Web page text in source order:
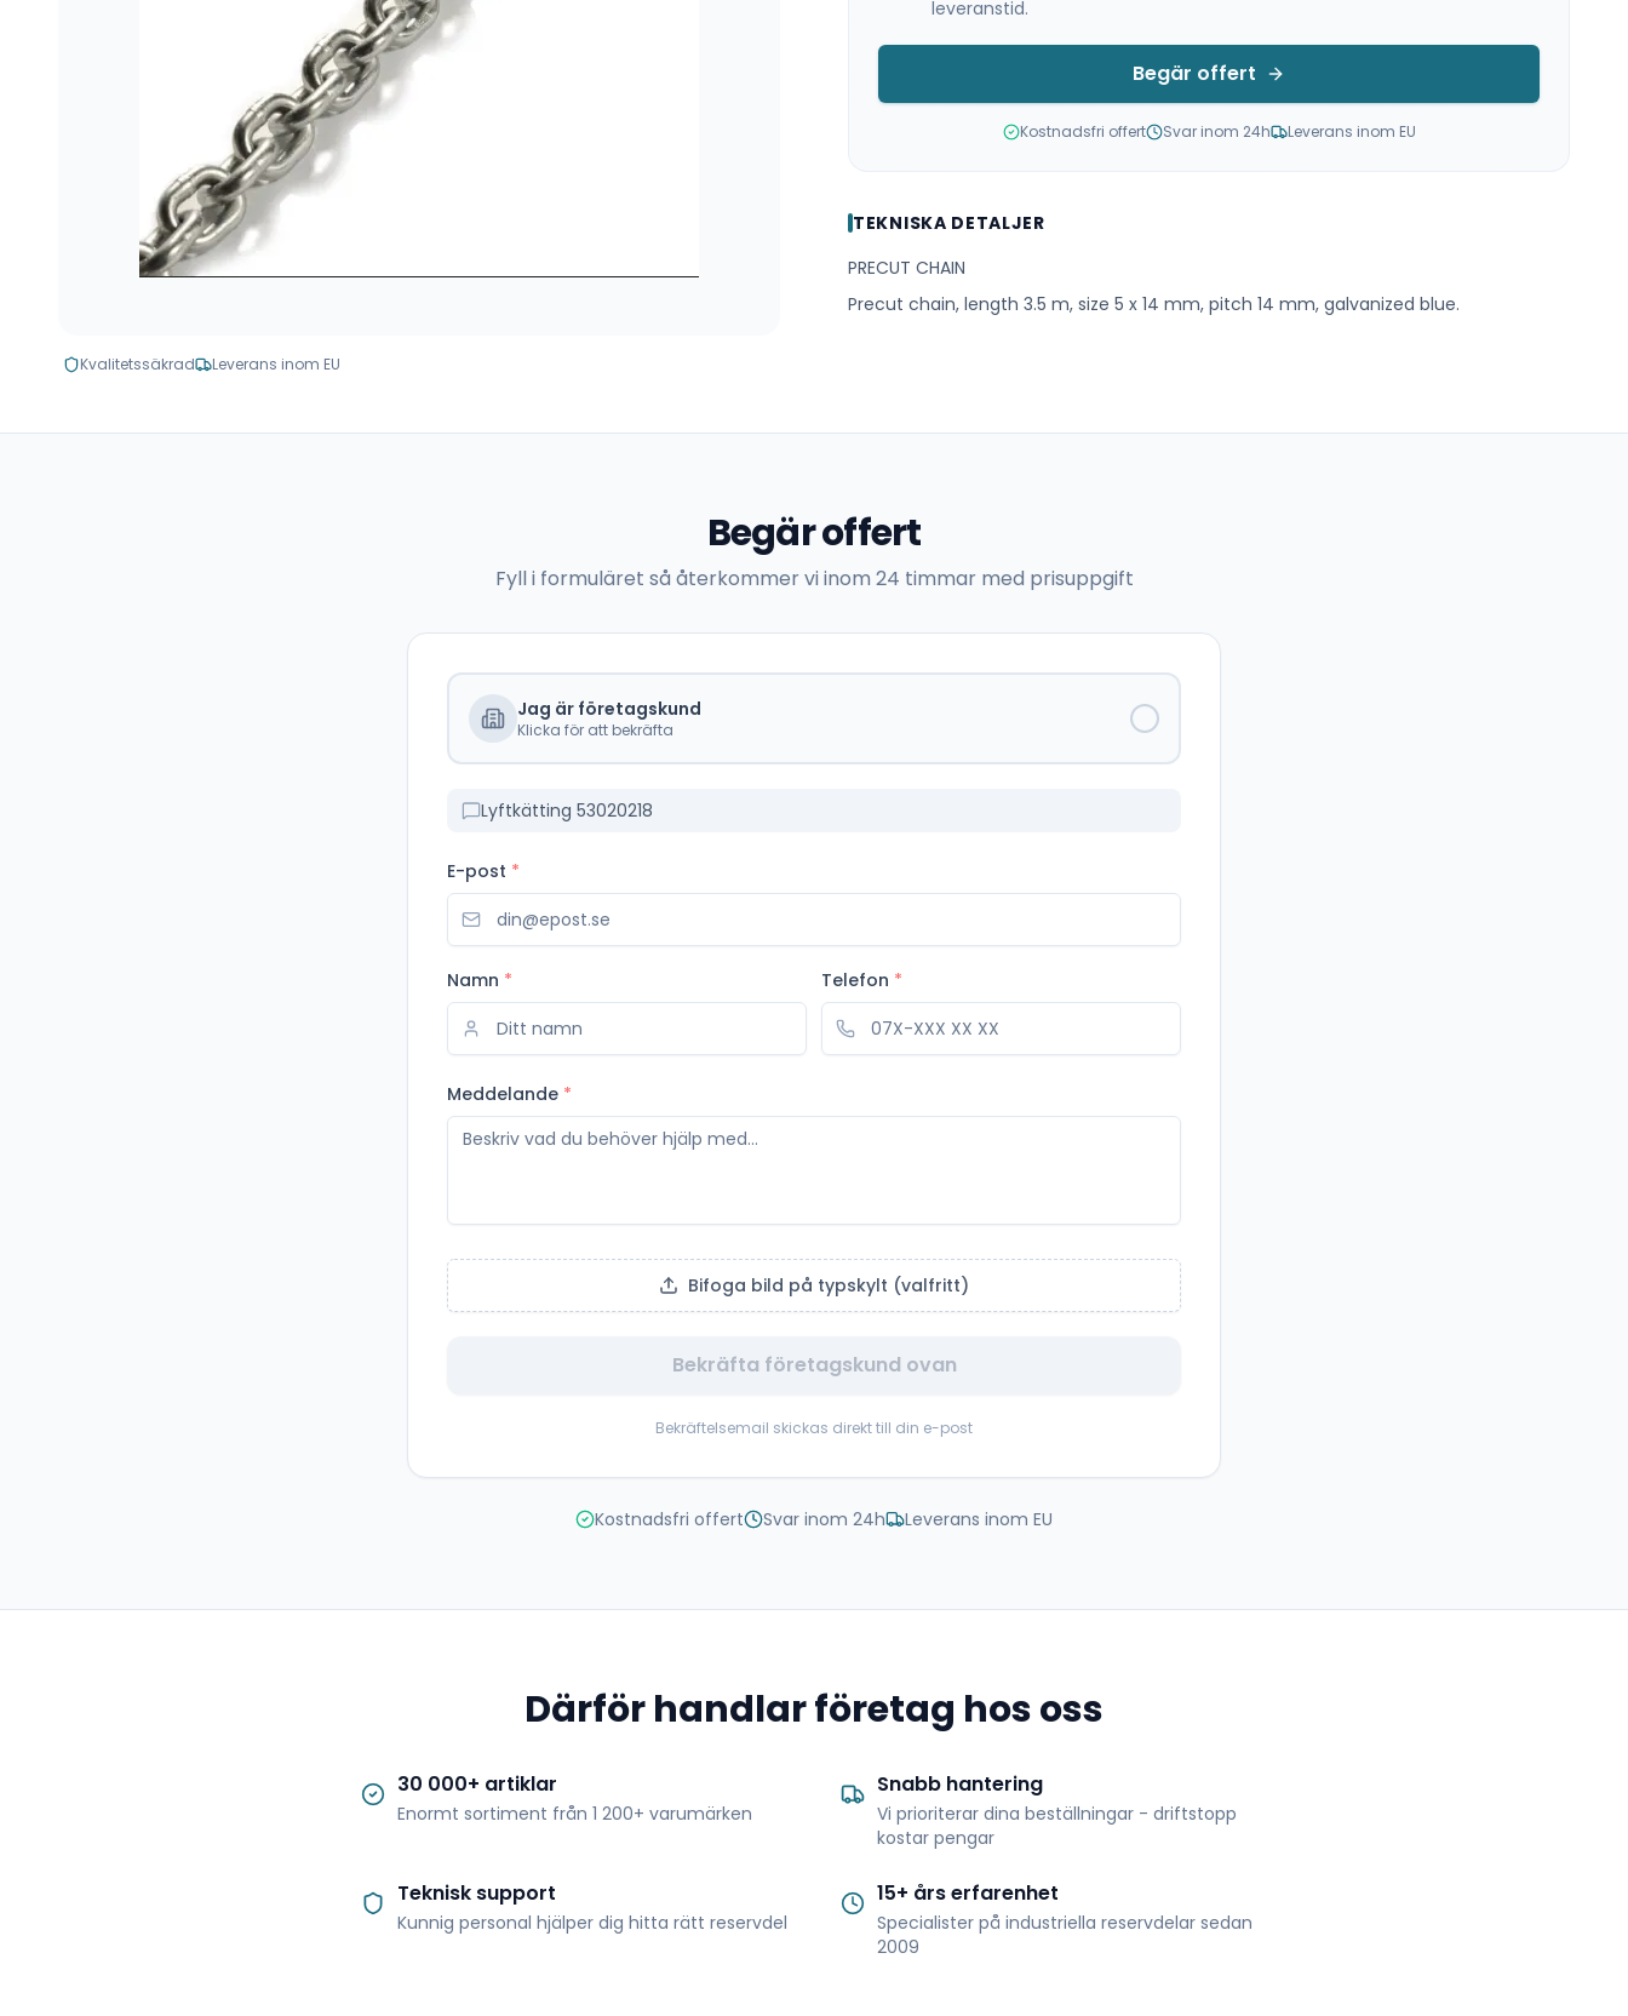
Kvalitetssäkrad Leverans inom EU
leveranstid.
Begär offert
Kostnadsfri offert Svar inom 24h Leverans inom EU
TEKNISKA DETALJER
PRECUT CHAIN
Precut chain, length 3.5 m, size 5 x 14 mm, pitch 14 mm, galvanized blue.
Begär offert
Fyll i formuläret så återkommer vi inom 24 timmar med prisuppgift
Jag är företagskund
Klicka för att bekräfta
Lyftkätting 53020218
E-post *
Namn * Telefon *
Meddelande *
Bifoga bild på typskylt (valfritt)
Bekräfta företagskund ovan
Bekräftelsemail skickas direkt till din e-post
Kostnadsfri offert Svar inom 24h Leverans inom EU
Därför handlar företag hos oss
30 000+ artiklar
Enormt sortiment från 1 200+ varumärken
Snabb hantering
Vi prioriterar dina beställningar - driftstopp
kostar pengar
Teknisk support
Kunnig personal hjälper dig hitta rätt reservdel
15+ års erfarenhet
Specialister på industriella reservdelar sedan
2009